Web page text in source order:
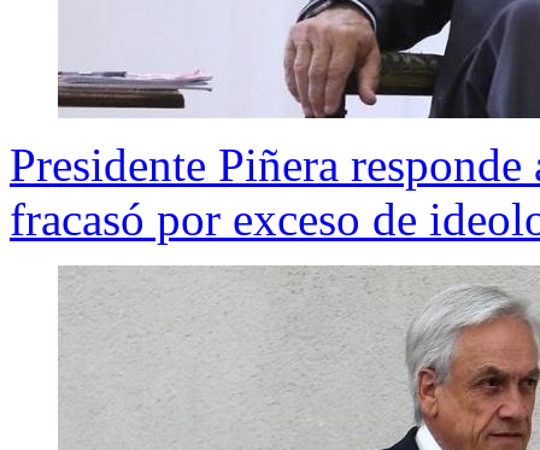
Presidente Piñera
fracasó por exceso de